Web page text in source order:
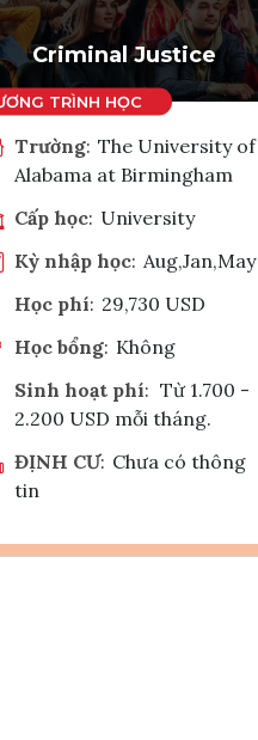
Tham vấn Interlink
Criminal Justice
Trường: The University of
Alabama at Birmingham
Cấp học: University
Kỳ nhập học: Aug,Jan,May
Học phí: 29,730 USD
Học bổng: Không
Sinh hoạt phí: Từ 1.700 -
2.200 USD mỗi tháng.
ĐỊNH CƯ: Chưa có thông
tin